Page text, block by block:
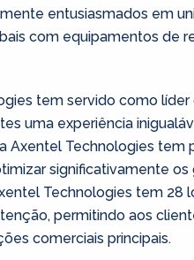
entusiasmados em
com equipamentos de
tem servido como
uma experiência
Axentel Technologies tem
significativamente
Technologies tem
permitindo aos
comerciais principais.